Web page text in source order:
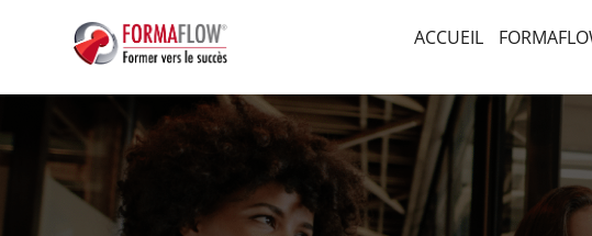
ACCUEIL